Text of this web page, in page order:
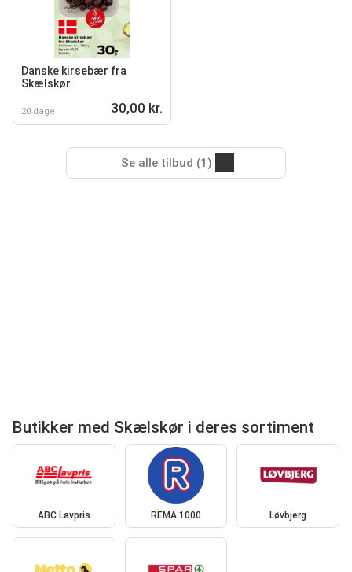
Danske kirsebær fra
Skælskør
20 dage 30,00 kr.
Se alle tilbud (1)
Butikker med Skælskør i deres sortiment
ABC Lavpris REMA 1000 Løvbjerg